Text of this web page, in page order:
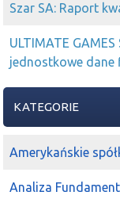
Szar SA: Raport
ULTIMATE
jednostkowe dane
KATEGORIE
Amerykańskie
Analiza